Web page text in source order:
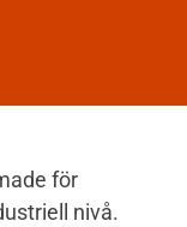
för
nivå.